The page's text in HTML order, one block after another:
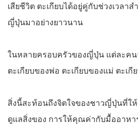
เสียชีวิต ตะเกียบได้อยู่คู่กับช่วงเวลา
ญี่ปุ่นมาอย่างยาวนาน
ในหลายครอบครัวของญี่ปุ่น แต่ละคน
ตะเกียบของพ่อ ตะเกียบของแม่ ตะเกี
สิ่งนี้สะท้อนถึงจิตใจของชาวญี่ปุ่นที่ใ
ดูแลสิ่งของ การให้คุณค่ากับมื้ออาหา